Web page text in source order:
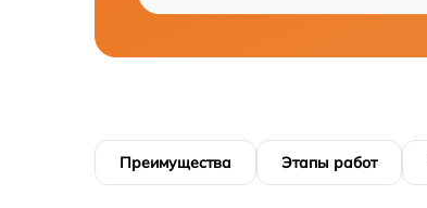
Преимущества Этапы работ